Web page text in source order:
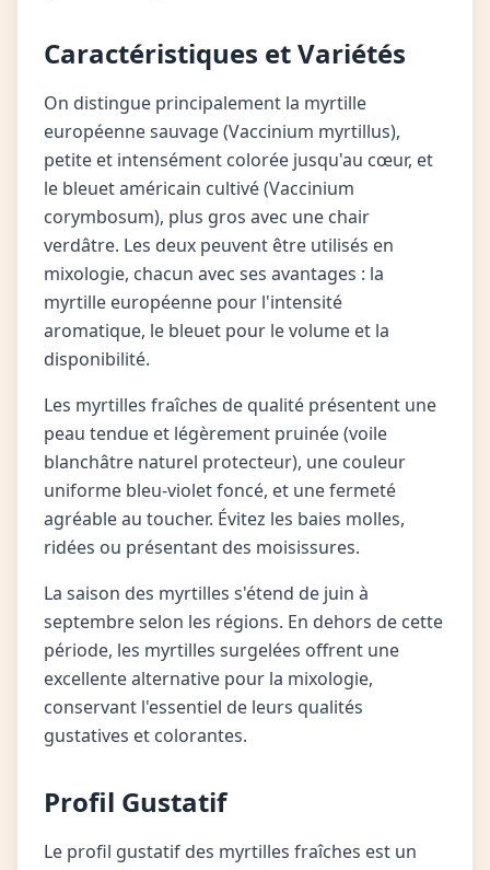
Caractéristiques et Variétés
On distingue principalement la myrtille
européenne sauvage (Vaccinium myrtillus),
petite et intensément colorée jusqu'au cœur, et
le bleuet américain cultivé (Vaccinium
corymbosum), plus gros avec une chair
verdâtre. Les deux peuvent être utilisés en
mixologie, chacun avec ses avantages : la
myrtille européenne pour l'intensité
aromatique, le bleuet pour le volume et la
disponibilité.
Les myrtilles fraîches de qualité présentent une
peau tendue et légèrement pruinée (voile
blanchâtre naturel protecteur), une couleur
uniforme bleu-violet foncé, et une fermeté
agréable au toucher. Évitez les baies molles,
ridées ou présentant des moisissures.
La saison des myrtilles s'étend de juin à
septembre selon les régions. En dehors de cette
période, les myrtilles surgelées offrent une
excellente alternative pour la mixologie,
conservant l'essentiel de leurs qualités
gustatives et colorantes.
Profil Gustatif
Le profil gustatif des myrtilles fraîches est un